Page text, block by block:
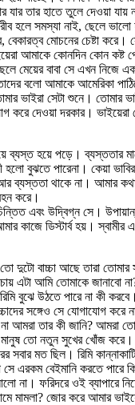
তার হাতে তুলে দেওয়া যায়
হলে সমস্যা নাই, ছেলে
বেকারত্ব মোচনের চেষ্টা
আমাকে কোনদিন কোন কষ্ট
মেয়ের বাবা সে এখন
বলো আমাকে আমেরিকা
ভাইরা সেটা শুনে। তোমার
করে দেওয়া দরকার।
ব্যস্ত হয়ে পড়ে। ব্যস্ততার
হলো বুঝতে পারেনা। কেয়া
থাকে না। আমার কথা
করে।
এবং উদ্বিগ্ন সে।
ডিস্টার্ব হয়। স্বামীর
বাচ্চা আছে তারা তোমার
চায় এটা আমি তোমাকে
বুঝে উঠতে পারে না কী
সঙ্গেও সে যোগাযোগ
আমরা তার কী জানি? আমরা
মানুষ তো নতুন সুখের খোঁজ
মত ছিল। রিমি
এরকম বেইমানি করতে পারে
না। ফরিদরে ওই
মামলা? জোর করে আমার